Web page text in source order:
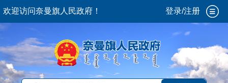
欢迎访问奈曼旗人民政府！ 登录/注册